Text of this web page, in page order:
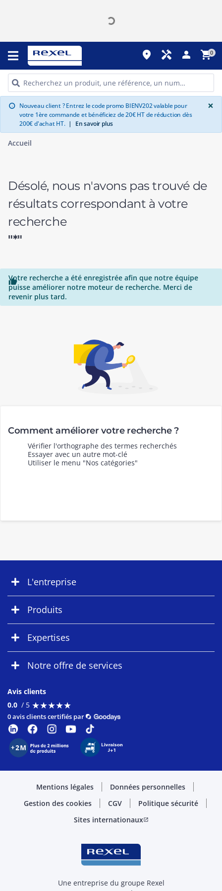
place handyman person shopping_cart0
info Nouveau client ? Entrez le code promo BIENV202 valable pour
votre 1ère commande et bénéficiez de 20€ HT de réduction dès
200€ d'achat HT. | En savoir plus
×
Accueil
Désolé, nous n'avons pas trouvé de
résultats correspondant à votre
recherche
"*"

Votre recherche a été enregistrée afin que notre équipe
puisse améliorer notre moteur de recherche. Merci de
revenir plus tard.
Comment améliorer votre recherche ?
Vérifier l'orthographe des termes recherchés
Essayer avec un autre mot-clé
Utiliser le menu "Nos catégories"
L'entreprise
Produits
Expertises
Notre offre de services
Avis clients
0.0 / 5 ★★★★★
★★★★★
0 avis clients certifiés par
Mentions légales
Données personnelles
Gestion des cookies
CGV
Politique sécurité
Sites internationauxopen_in_new
Une entreprise du groupe Rexel